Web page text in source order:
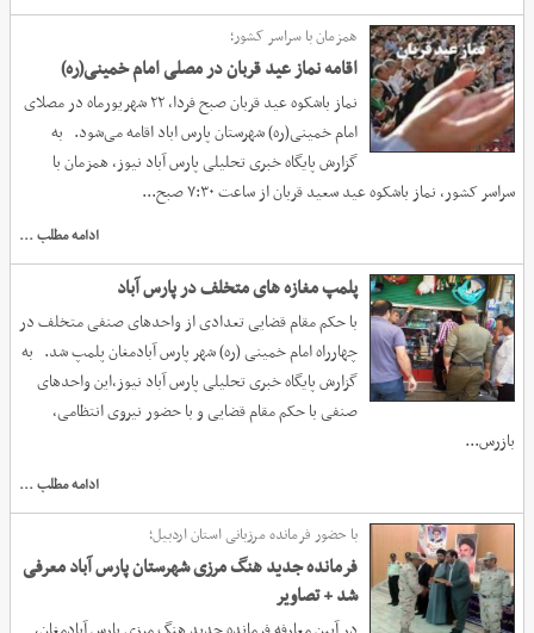
همزمان با سراسر کشور؛
اقامه نماز عید قربان در مصلی امام خمینی(ره)
نماز باشکوه عید قربان صبح فردا، ۲۲ شهریورماه در مصلای
امام خمینی(ره) شهرستان پارس اباد اقامه می‌شود. به
گزارش پایگاه خبری تحلیلی پارس آباد نیوز، همزمان با
پلمپ مغازه های متخلف در پارس آباد
با حکم مقام قضایی تعدادی از واحدهای صنفی متخلف در
چهارراه امام خمینی (ره) شهر پارس آبادمغان پلمپ شد. به
گزارش پایگاه خبری تحلیلی پارس آباد نیوز،این واحدهای
با حضور فرمانده مرزبانی استان اردبیل؛
فرمانده جدید هنگ مرزی شهرستان پارس آباد معرفی